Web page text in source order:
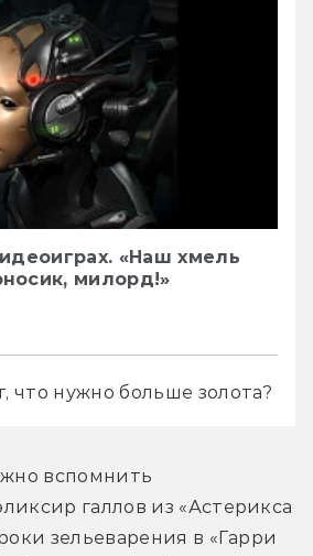
«Наш хмель
милорд!»
что нужно больше золота?
вспомнить
галлов из «Астерикса
зельеварения в «Гарри